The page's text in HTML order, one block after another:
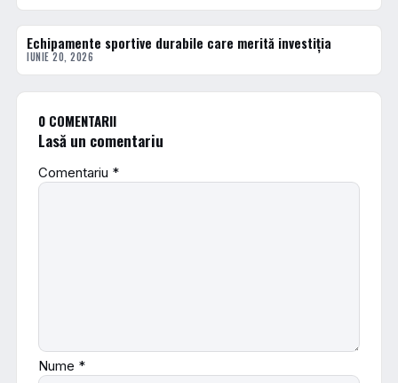
ACTUALE
Echipamente sportive durabile care merită investiția
IUNIE 20, 2026
0 COMENTARII
Lasă un comentariu
Comentariu *
Nume *